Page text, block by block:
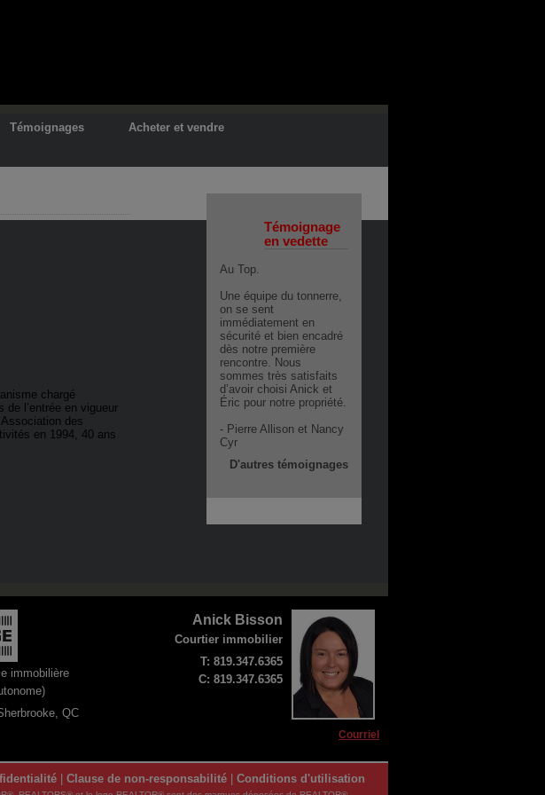
Témoignages
Acheter et vendre
chargé
de l’entrée en vigueur
des
en 1994, 40 ans
Témoignage
en vedette
Au Top.
Une équipe du tonnerre,
on se sent
immédiatement en
sécurité et bien encadré
dès notre première
rencontre. Nous
sommes très satisfaits
d’avoir choisi Anick et
Éric pour notre propriété.
- Pierre Allison et Nancy
Cyr
D'autres témoignages
immobilière
QC
Anick Bisson
Courtier immobilier
T: 819.347.6365
C: 819.347.6365
Courriel
Clause de non-responsabilité Conditions d'utilisation